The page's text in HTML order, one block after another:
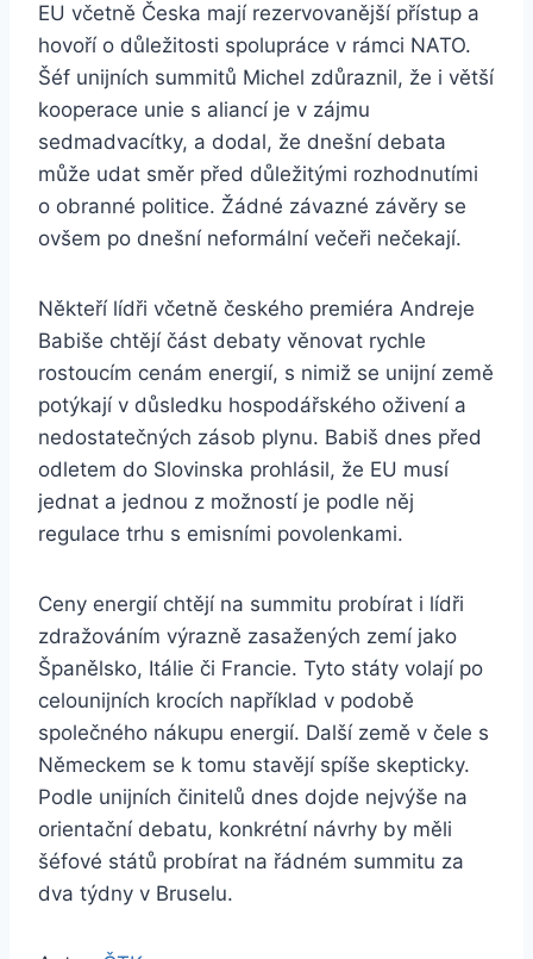
EU včetně Česka mají rezervovanější přístup a
hovoří o důležitosti spolupráce v rámci NATO.
Šéf unijních summitů Michel zdůraznil, že i větší
kooperace unie s aliancí je v zájmu
sedmadvacítky, a dodal, že dnešní debata
může udat směr před důležitými rozhodnutími
o obranné politice. Žádné závazné závěry se
ovšem po dnešní neformální večeři nečekají.
Někteří lídři včetně českého premiéra Andreje
Babiše chtějí část debaty věnovat rychle
rostoucím cenám energií, s nimiž se unijní země
potýkají v důsledku hospodářského oživení a
nedostatečných zásob plynu. Babiš dnes před
odletem do Slovinska prohlásil, že EU musí
jednat a jednou z možností je podle něj
regulace trhu s emisními povolenkami.
Ceny energií chtějí na summitu probírat i lídři
zdražováním výrazně zasažených zemí jako
Španělsko, Itálie či Francie. Tyto státy volají po
celounijních krocích například v podobě
společného nákupu energií. Další země v čele s
Německem se k tomu stavějí spíše skepticky.
Podle unijních činitelů dnes dojde nejvýše na
orientační debatu, konkrétní návrhy by měli
šéfové států probírat na řádném summitu za
dva týdny v Bruselu.